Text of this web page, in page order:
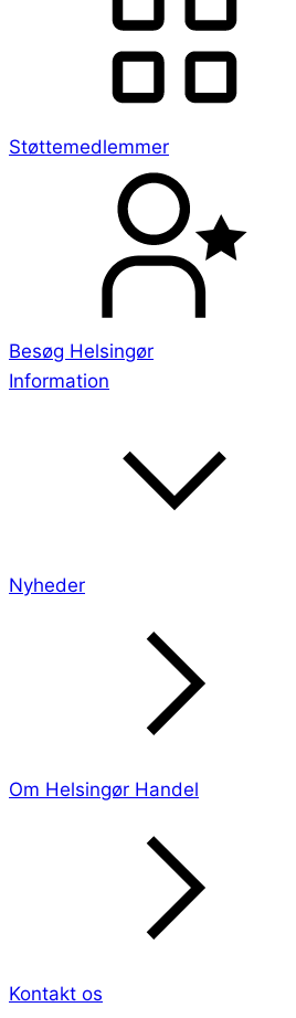
Støttemedlemmer
Besøg Helsingør
Information
Nyheder
Om Helsingør Handel
Kontakt os